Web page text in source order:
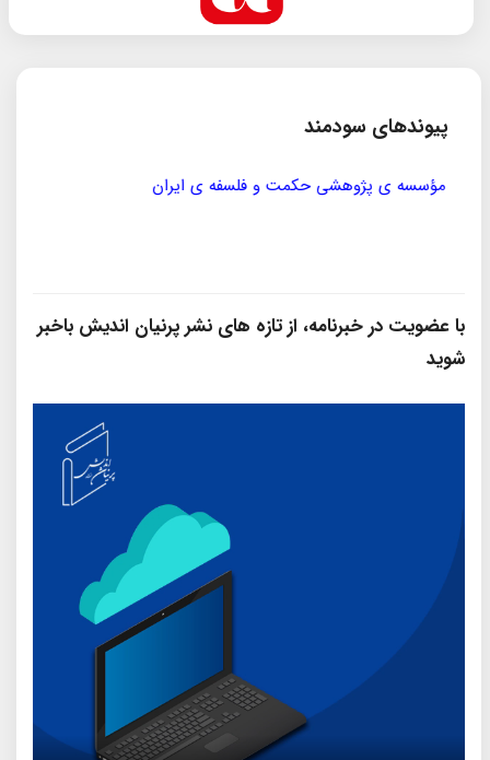
پیوندهای سودمند
مؤسسه ی پژوهشی حکمت و فلسفه ی ایران
با عضویت در خبرنامه، از تازه‌ های نشر پرنیان‌ اندیش باخبر
شوید